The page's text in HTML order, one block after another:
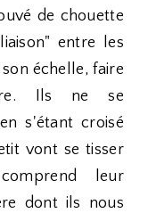
de chouette
entre les
échelle, faire
Ils ne se
s'étant croisé
vont se tisser
leur
dont ils nous